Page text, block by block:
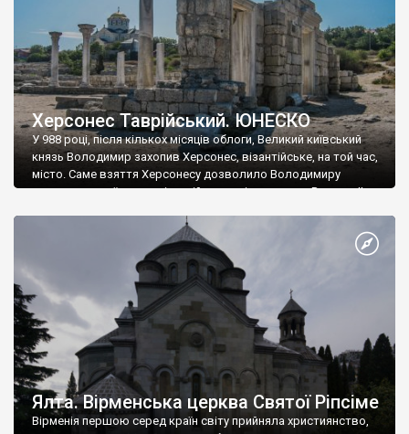
Херсонес Таврійський. ЮНЕСКО
У 988 році, після кількох місяців облоги, Великий київський
князь Володимир захопив Херсонес, візантійське, на той час,
місто. Саме взяття Херсонесу дозволило Володимиру
диктувати свої умови візантійському імператору Василю ІІ, та
Херсонесі Володимир-язичник, став Василем-християнином.
А потім було Хрещення Русі. На честь Херсонесу Таврійського
Ялта. Вірменська церква Святої Ріпсіме
Вірменія першою серед країн світу прийняла християнство,